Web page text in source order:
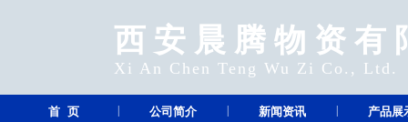
西安晨腾物资有
Xi An Chen Teng Wu Zi Co., Ltd.
首 页 公司简介 新闻资讯 产品展